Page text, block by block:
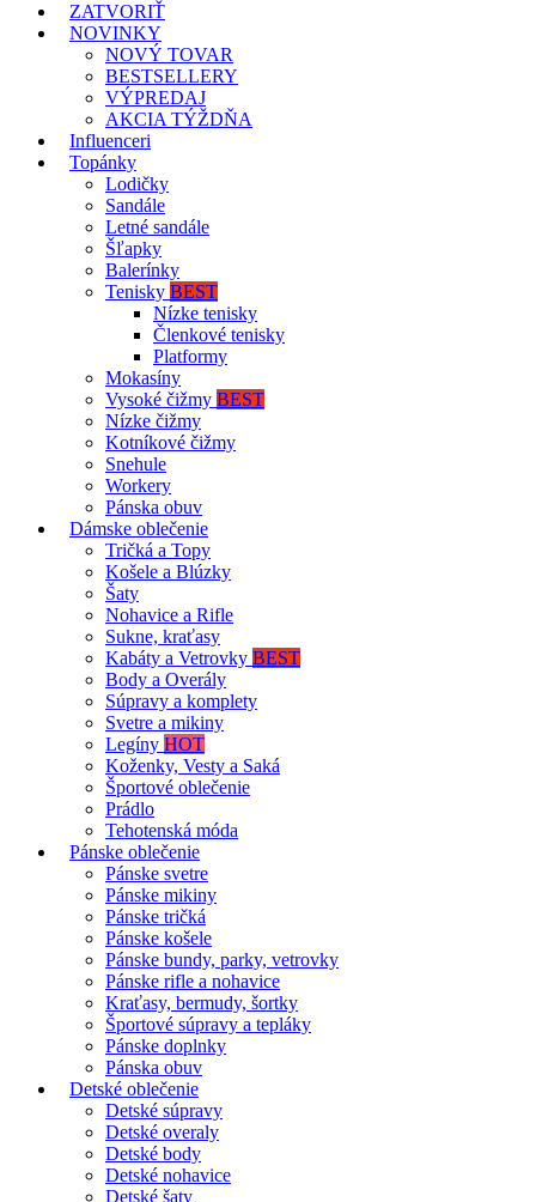
ZATVORIŤ
NOVINKY
NOVÝ TOVAR
BESTSELLERY
VÝPREDAJ
AKCIA TÝŽDŇA
Influenceri
Topánky
Lodičky
Sandále
Letné sandále
Šľapky
Balerínky
Tenisky BEST
Nízke tenisky
Členkové tenisky
Platformy
Mokasíny
Vysoké čižmy BEST
Nízke čižmy
Kotníkové čižmy
Snehule
Workery
Pánska obuv
Dámske oblečenie
Tričká a Topy
Košele a Blúzky
Šaty
Nohavice a Rifle
Sukne, kraťasy
Kabáty a Vetrovky BEST
Body a Overály
Súpravy a komplety
Svetre a mikiny
Legíny HOT
Koženky, Vesty a Saká
Športové oblečenie
Prádlo
Tehotenská móda
Pánske oblečenie
Pánske svetre
Pánske mikiny
Pánske tričká
Pánske košele
Pánske bundy, parky, vetrovky
Pánske rifle a nohavice
Kraťasy, bermudy, šortky
Športové súpravy a tepláky
Pánske doplnky
Pánska obuv
Detské oblečenie
Detské súpravy
Detské overaly
Detské body
Detské nohavice
Detské šaty